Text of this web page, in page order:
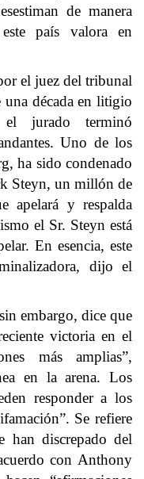
de manera
país valora en
el juez del tribunal
década en litigio
jurado terminó
Uno de los
ha sido condenado
Steyn, un millón de
apelará y respalda
el Sr. Steyn está
En esencia, este
dijo el
embargo, dice que
victoria en el
más amplias”,
en la arena. Los
responder a los
Se refiere
han discrepado del
con Anthony